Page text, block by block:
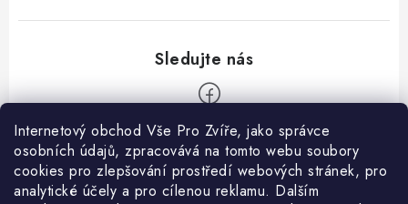
Internetový obchod Vše Pro Zvíře, jako správce
osobních údajů, zpracovává na tomto webu soubory
cookies pro zlepšování prostředí webových stránek, pro
analytické účely a pro cílenou reklamu. Dalším
Informace pro Vás